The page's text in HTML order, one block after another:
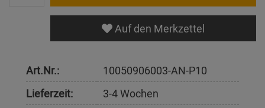
Auf den Merkzettel
Art.Nr.:
10050906003-AN-P10
Lieferzeit:
3-4 Wochen